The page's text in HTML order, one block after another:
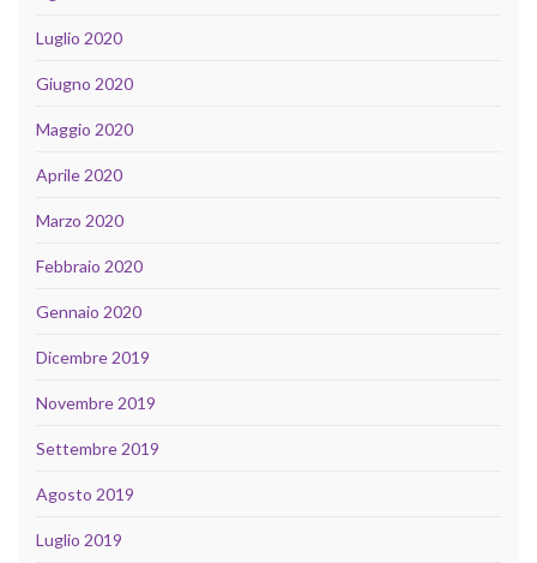
Luglio 2020
Giugno 2020
Maggio 2020
Aprile 2020
Marzo 2020
Febbraio 2020
Gennaio 2020
Dicembre 2019
Novembre 2019
Settembre 2019
Agosto 2019
Luglio 2019